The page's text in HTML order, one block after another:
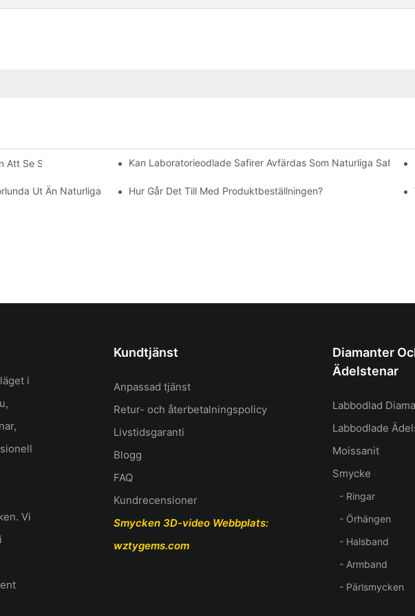
Att Se Större Ut? Bästa Slipningarna För Visuell StorlekKan Laboratorieodlade Safirer Avfärdas Som Naturliga Safirer?
Ut Än Naturliga Safirer?Hur Går Det Till Med Produktbeställningen?
i
Vi
Kundtjänst
Anpassad tjänst
Retur- och återbetalningspolicy
Livstidsgaranti
Blogg
FAQ
Kundrecensioner
Smycken 3D-video Webbplats:
wztygems.com
Diamanter
Ädelstenar
Labbodlad
Labbodlade
Moissanit
Smycke
- Ringar
- Örhängen
- Halsband
- Armband
- Pärlsmycken